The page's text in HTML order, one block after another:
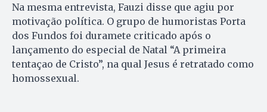
Na mesma entrevista, Fauzi disse que agiu por
motivação política. O grupo de humoristas Porta
dos Fundos foi duramete criticado após o
lançamento do especial de Natal “A primeira
tentaçao de Cristo”, na qual Jesus é retratado como
homossexual.